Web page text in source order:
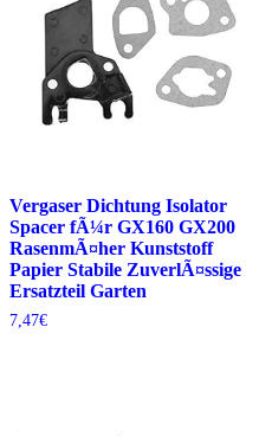
Vergaser Dichtung Isolator
Spacer fÃ¼r GX160 GX200
RasenmÃ¤her Kunststoff
Papier Stabile ZuverlÃ¤ssige
Ersatzteil Garten
7,47€